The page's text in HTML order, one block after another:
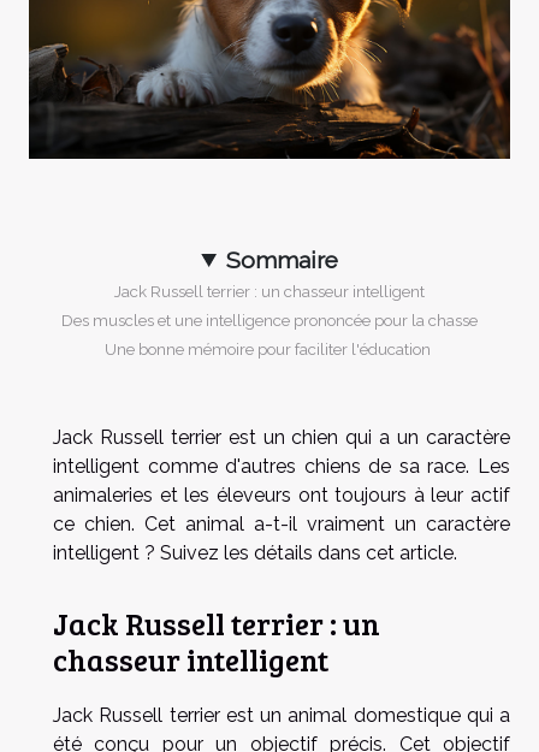
Sommaire
Jack Russell terrier : un chasseur intelligent
Des muscles et une intelligence prononcée pour la chasse
Une bonne mémoire pour faciliter l'éducation
Jack Russell terrier est un chien qui a un caractère
intelligent comme d'autres chiens de sa race. Les
animaleries et les éleveurs ont toujours à leur actif
ce chien. Cet animal a-t-il vraiment un caractère
intelligent ? Suivez les détails dans cet article.
Jack Russell terrier : un
chasseur intelligent
Jack Russell terrier est un animal domestique qui a
été conçu pour un objectif précis. Cet objectif